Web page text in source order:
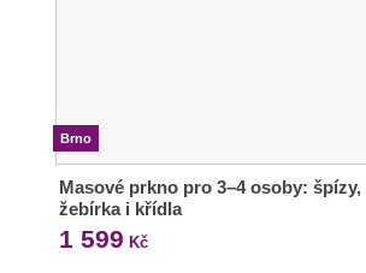
Brno
Masové prkno pro 3–4 osoby: špízy,
žebírka i křídla
1 599 Kč